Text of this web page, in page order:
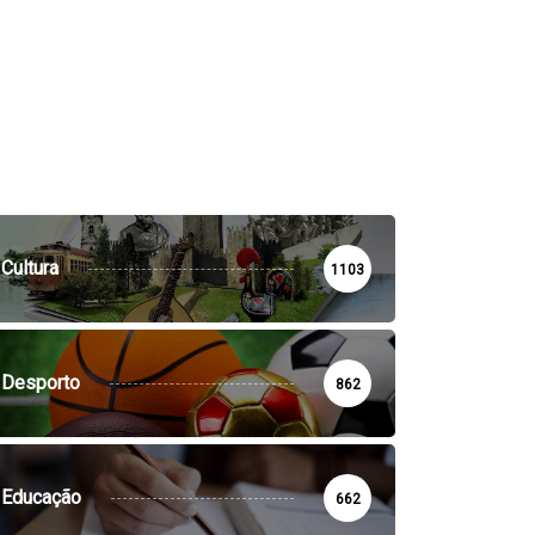
Cultura 1103
Desporto 862
Educação 662